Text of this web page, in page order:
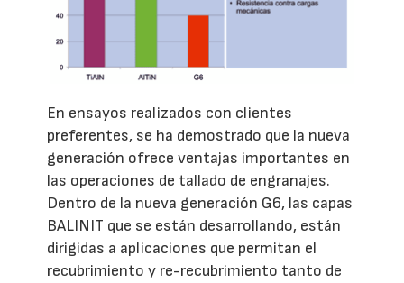
En ensayos realizados con clientes
preferentes, se ha demostrado que la nueva
generación ofrece ventajas importantes en
las operaciones de tallado de engranajes.
Dentro de la nueva generación G6, las capas
BALINIT que se están desarrollando, están
dirigidas a aplicaciones que permitan el
recubrimiento y re-recubrimiento tanto de